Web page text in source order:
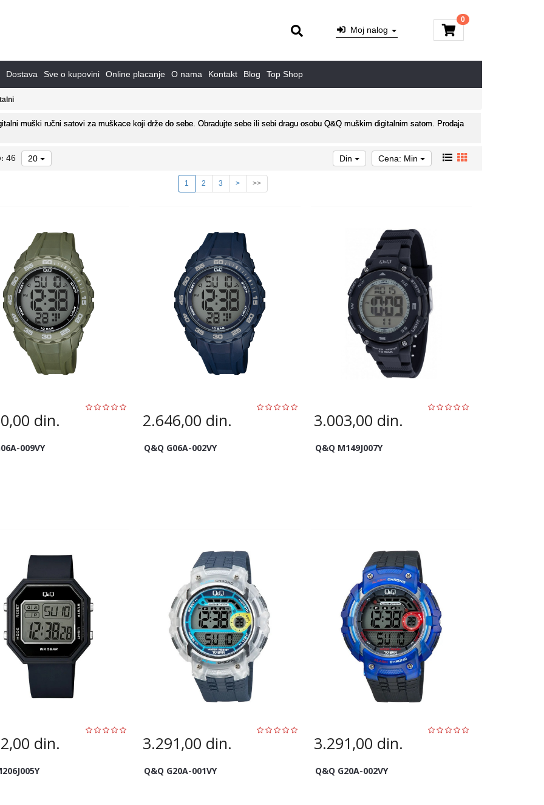
Moj nalog
0
Dostava Sve o kupovini Online placanje O nama Kontakt Blog Top Shop
muški ručni satovi za muškace koji drže do sebe. Obradujte sebe ili sebi dragu osobu Q&Q muškim digitalnim satom. Prodaja
46 20 Din Cena: Min
1 2 3 > >>
din.
009VY
2.646,00 din.
Q&Q G06A-002VY
3.003,00 din.
Q&Q M149J007Y
din. 3.291,00 din.
Q&Q G20A-001VY
3.291,00 din.
Q&Q G20A-002VY